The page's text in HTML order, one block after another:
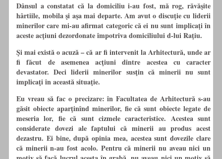
Dânsul a constatat că la domiciliu i-au fost, mă rog, răvăşite
hârtiile, mobila şi aşa mai departe. Am avut o discuţie cu liderii
minerilor care mi-au afirmat categoric că ei nu sunt implicaţi în
aceste acţiuni dezordonate împotriva domiciliului d-lui Raţiu.
Şi mai există o acuză – că ar fi intervenit la Arhitectură, unde ar
fi făcut de asemenea acţiuni dintre acestea cu caracter
devastator. Deci liderii minerilor susţin că minerii nu sunt
implicaţi în această situaţie.
Eu vreau să fac o precizare: în Facultatea de Arhitectură s-au
găsit obiecte aparţinînd minerilor, fie că sunt obiecte legate de
meseria lor, fie că sunt cizmele caracteristice. Acestea sunt
considerate dovezi ale faptului că minerii au produs acest
dezastru. Ei bine, după opinia mea, acestea sunt dovezile clare
că minerii n-au fost acolo. Pentru că minerii nu aveau nici un